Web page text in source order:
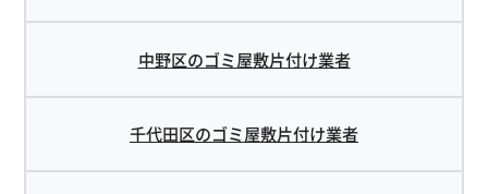
中野区のゴミ屋敷片付け業者
千代田区のゴミ屋敷片付け業者